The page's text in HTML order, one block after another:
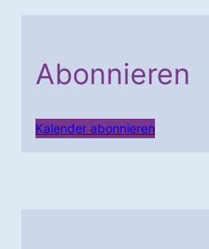
Abonnieren
Kalender abonnieren